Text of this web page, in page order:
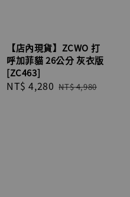
【店內現貨】ZCWO 打
呼加菲貓 26公分 灰衣版
[ZC463]
Sale
NT$ 4,280 Regular
NT$ 4,980